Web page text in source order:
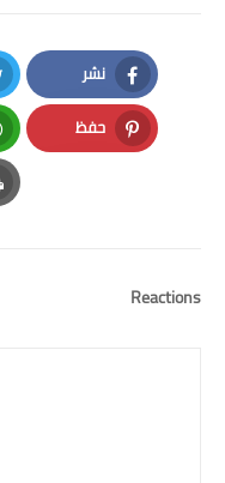
نشر
Facebook
حفظ
Pinterest
Reactions